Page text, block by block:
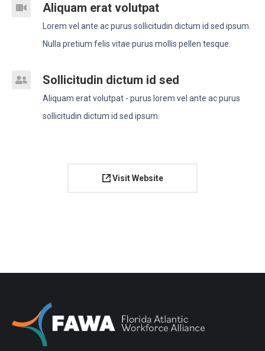
Aliquam erat volutpat
Lorem vel ante ac purus sollicitudin dictum id sed ipsum.
Nulla pretium felis vitae purus mollis pellen tesque.
Sollicitudin dictum id sed
Aliquam erat volutpat - purus lorem vel ante ac purus
sollicitudin dictum id sed ipsum.
Visit Website